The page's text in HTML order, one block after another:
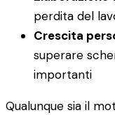
perdita del
Crescita
superare
importanti
Qualunque sia il